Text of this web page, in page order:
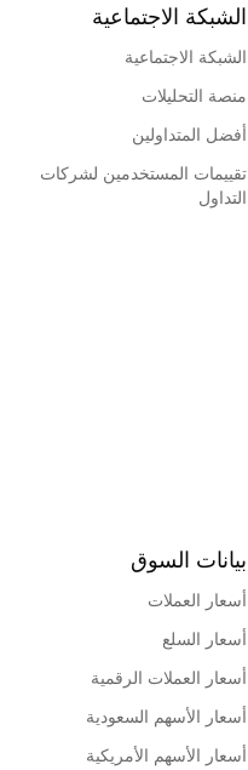
الشبكة الاجتماعية
الشبكة الاجتماعية
منصة التحليلات
أفضل المتداولين
تقييمات المستخدمين لشركات
التداول
بيانات السوق
أسعار العملات
أسعار السلع
أسعار العملات الرقمية
أسعار الأسهم السعودية
أسعار الأسهم الأمريكية